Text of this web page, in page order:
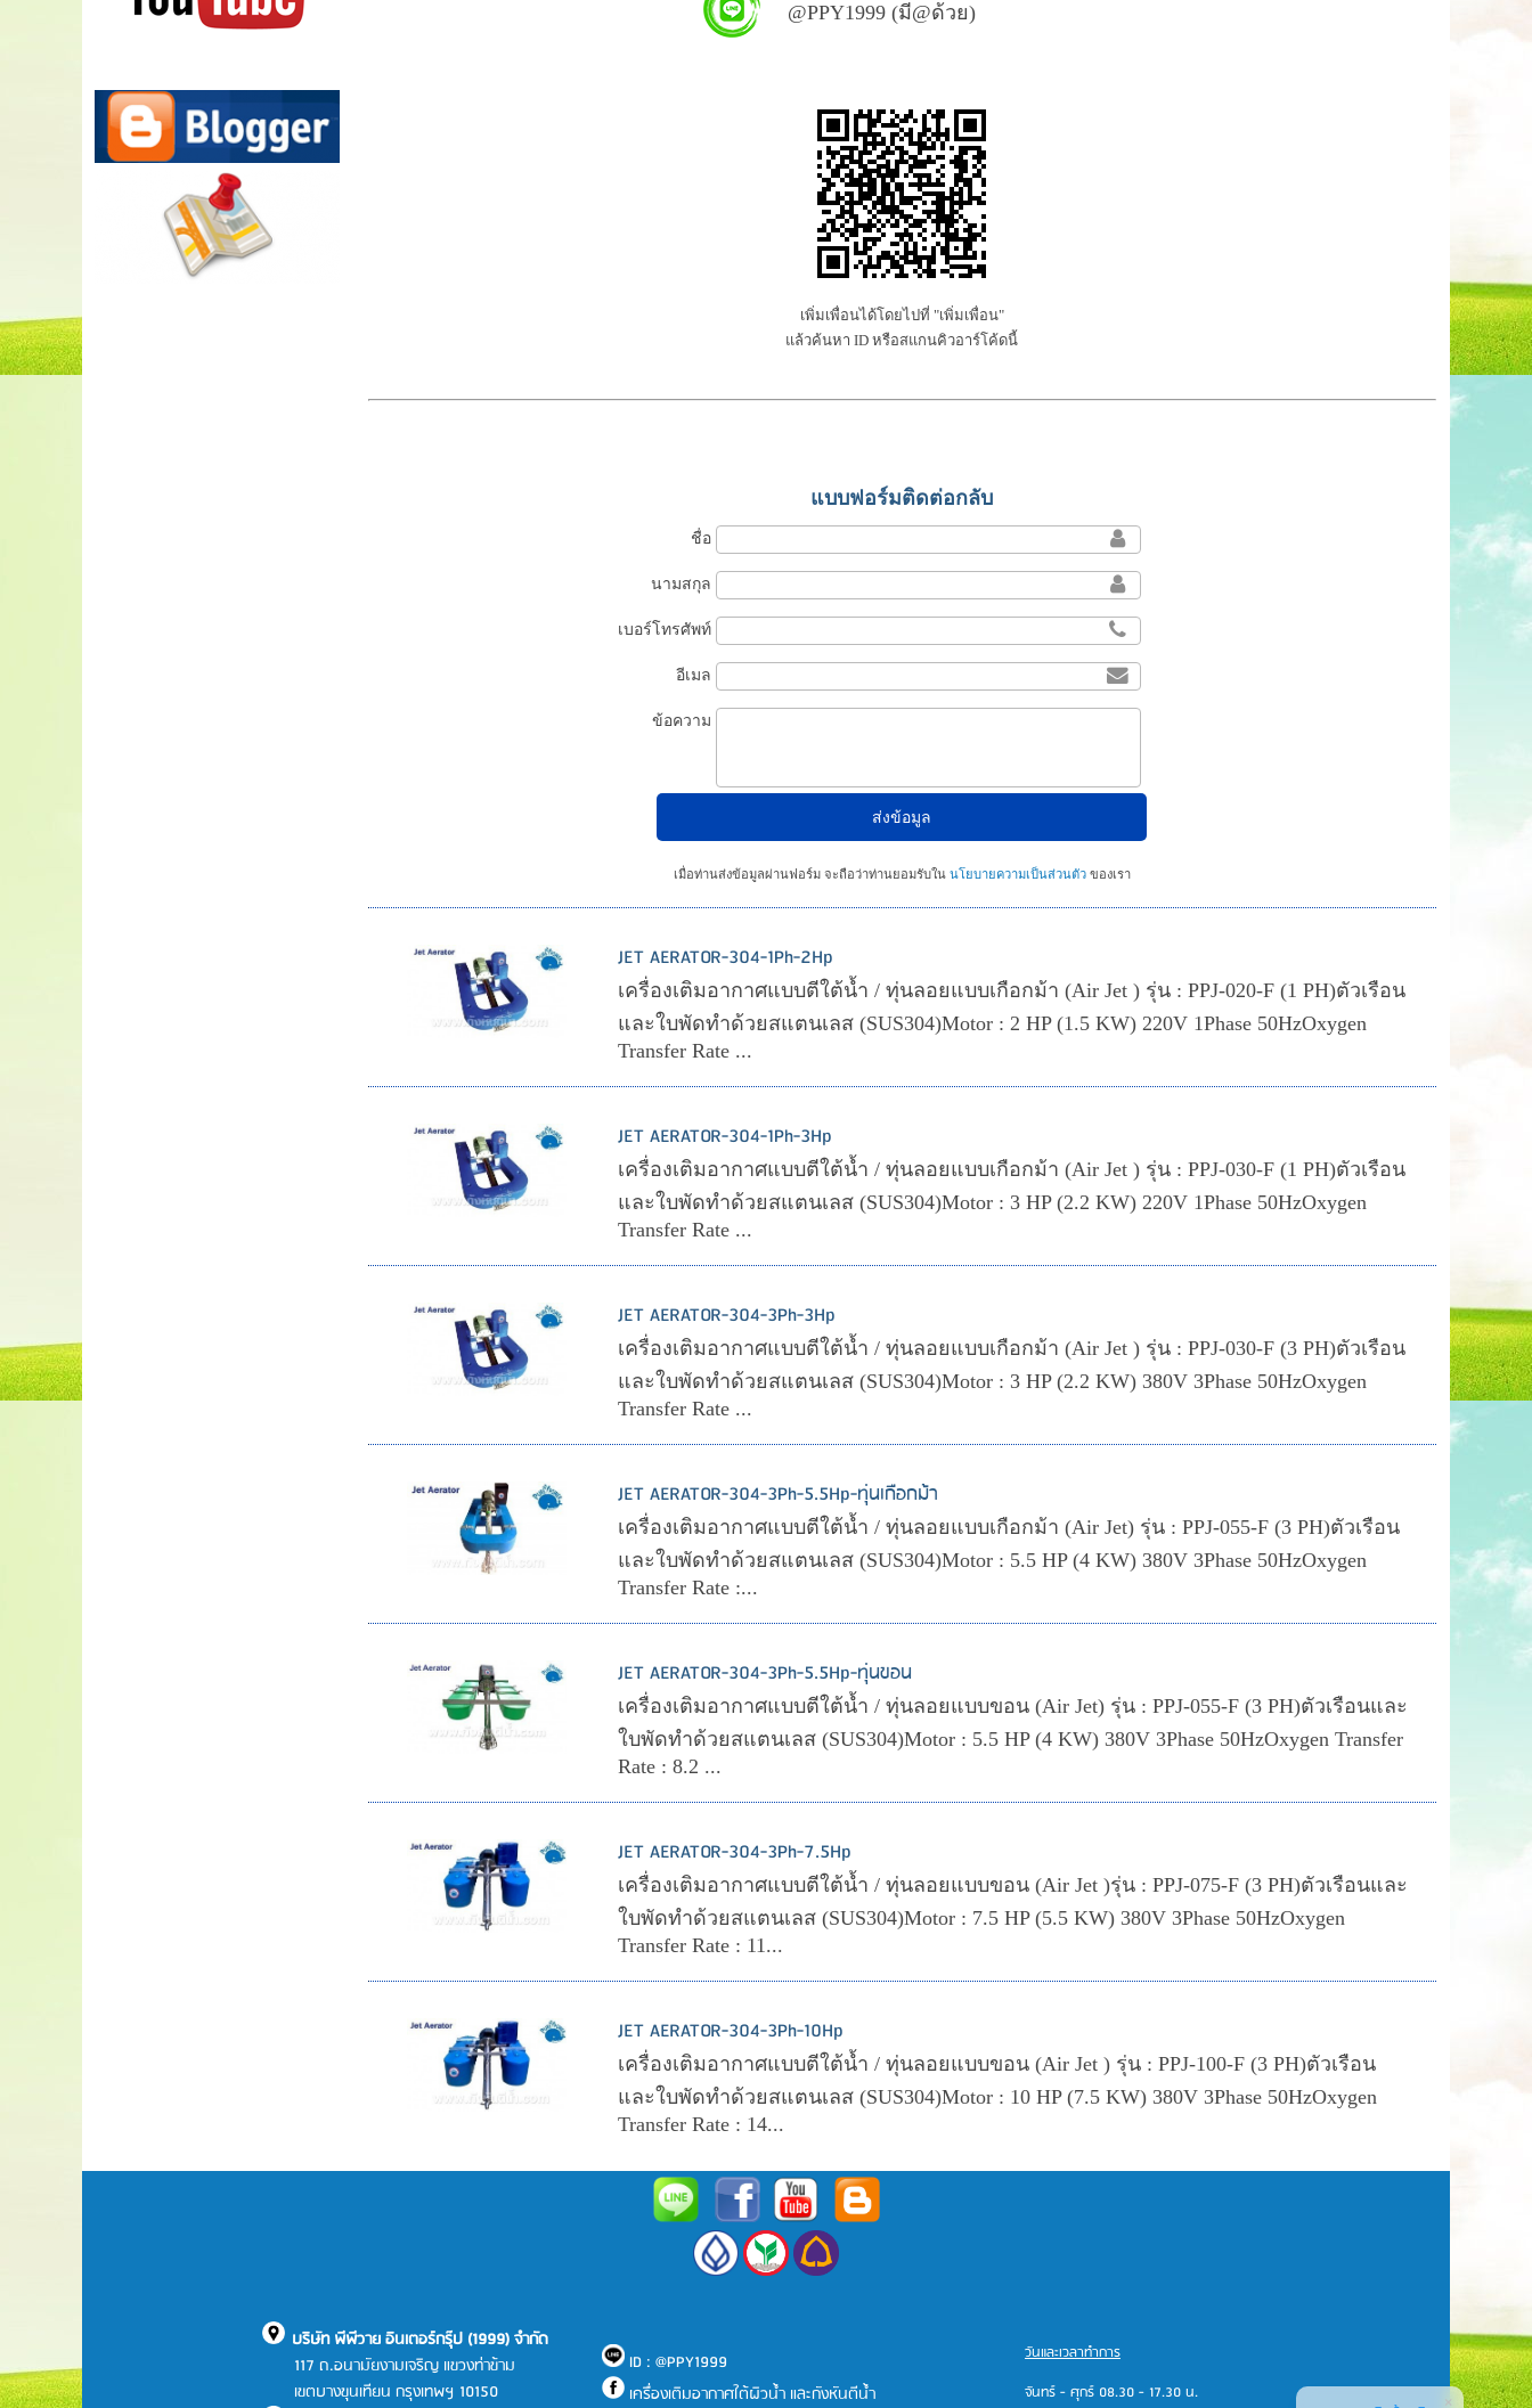
@PPY1999 (มี@ด้วย)
เพิ่มเพื่อนได้โดยไปที่ "เพิ่มเพื่อน"
แล้วค้นหา ID หรือสแกนคิวอาร์โค้ดนี้
แบบฟอร์มติดต่อกลับ
ชื่อ
นามสกุล
เบอร์โทรศัพท์
อีเมล
ข้อความ
เมื่อท่านส่งข้อมูลผ่านฟอร์ม จะถือว่าท่านยอมรับในนโยบายความเป็นส่วนตัว ของเรา
JET AERATOR-304-1Ph-2Hp
เครื่องเติมอากาศแบบตีใต้น้ำ / ทุ่นลอยแบบเกือกม้า (Air Jet ) รุ่น : PPJ-020-F (1 PH)ตัวเรือน
และใบพัดทำด้วยสแตนเลส (SUS304)Motor : 2 HP (1.5 KW) 220V 1Phase 50HzOxygen
Transfer Rate ...
JET AERATOR-304-1Ph-3Hp
เครื่องเติมอากาศแบบตีใต้น้ำ / ทุ่นลอยแบบเกือกม้า (Air Jet ) รุ่น : PPJ-030-F (1 PH)ตัวเรือน
และใบพัดทำด้วยสแตนเลส (SUS304)Motor : 3 HP (2.2 KW) 220V 1Phase 50HzOxygen
Transfer Rate ...
JET AERATOR-304-3Ph-3Hp
เครื่องเติมอากาศแบบตีใต้น้ำ / ทุ่นลอยแบบเกือกม้า (Air Jet ) รุ่น : PPJ-030-F (3 PH)ตัวเรือน
และใบพัดทำด้วยสแตนเลส (SUS304)Motor : 3 HP (2.2 KW) 380V 3Phase 50HzOxygen
Transfer Rate ...
JET AERATOR-304-3Ph-5.5Hp-ทุ่นเกือกม้า
เครื่องเติมอากาศแบบตีใต้น้ำ / ทุ่นลอยแบบเกือกม้า (Air Jet) รุ่น : PPJ-055-F (3 PH)ตัวเรือน
และใบพัดทำด้วยสแตนเลส (SUS304)Motor : 5.5 HP (4 KW) 380V 3Phase 50HzOxygen
Transfer Rate :...
JET AERATOR-304-3Ph-5.5Hp-ทุ่นขอน
เครื่องเติมอากาศแบบตีใต้น้ำ / ทุ่นลอยแบบขอน (Air Jet) รุ่น : PPJ-055-F (3 PH)ตัวเรือนและ
ใบพัดทำด้วยสแตนเลส (SUS304)Motor : 5.5 HP (4 KW) 380V 3Phase 50HzOxygen Transfer
Rate : 8.2 ...
JET AERATOR-304-3Ph-7.5Hp
เครื่องเติมอากาศแบบตีใต้น้ำ / ทุ่นลอยแบบขอน (Air Jet )รุ่น : PPJ-075-F (3 PH)ตัวเรือนและ
ใบพัดทำด้วยสแตนเลส (SUS304)Motor : 7.5 HP (5.5 KW) 380V 3Phase 50HzOxygen
Transfer Rate : 11...
JET AERATOR-304-3Ph-10Hp
เครื่องเติมอากาศแบบตีใต้น้ำ / ทุ่นลอยแบบขอน (Air Jet ) รุ่น : PPJ-100-F (3 PH)ตัวเรือน
และใบพัดทำด้วยสแตนเลส (SUS304)Motor : 10 HP (7.5 KW) 380V 3Phase 50HzOxygen
Transfer Rate : 14...
บริษัท พีพีวาย อินเตอร์กรุ๊ป (1999) จำกัด
117 ถ.อนามัยงามเจริญ แขวงท่าข้าม
เขตบางขุนเทียน กรุงเทพฯ 10150
ID : @PPY1999
เครื่องเติมอากาศใต้ผิวน้ำ และกังหันตีน้ำ
วันและเวลาทำการ
จันทร์ - ศุกร์ 08.30 - 17.30 น.